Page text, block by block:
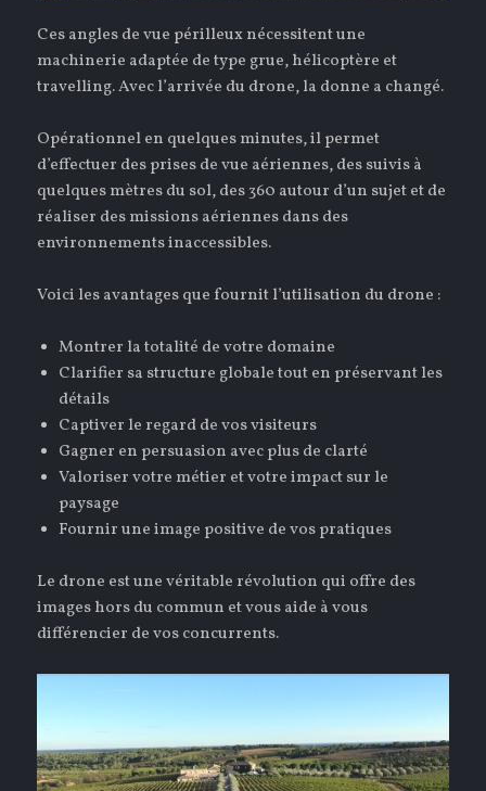
Ces angles de vue périlleux nécessitent une
machinerie adaptée de type grue, hélicoptère et
travelling. Avec l’arrivée du drone, la donne a changé.
Opérationnel en quelques minutes, il permet
d’effectuer des prises de vue aériennes, des suivis à
quelques mètres du sol, des 360 autour d’un sujet et de
réaliser des missions aériennes dans des
environnements inaccessibles.
Voici les avantages que fournit l’utilisation du drone :
Montrer la totalité de votre domaine
Clarifier sa structure globale tout en préservant les
détails
Captiver le regard de vos visiteurs
Gagner en persuasion avec plus de clarté
Valoriser votre métier et votre impact sur le
paysage
Fournir une image positive de vos pratiques
Le drone est une véritable révolution qui offre des
images hors du commun et vous aide à vous
différencier de vos concurrents.